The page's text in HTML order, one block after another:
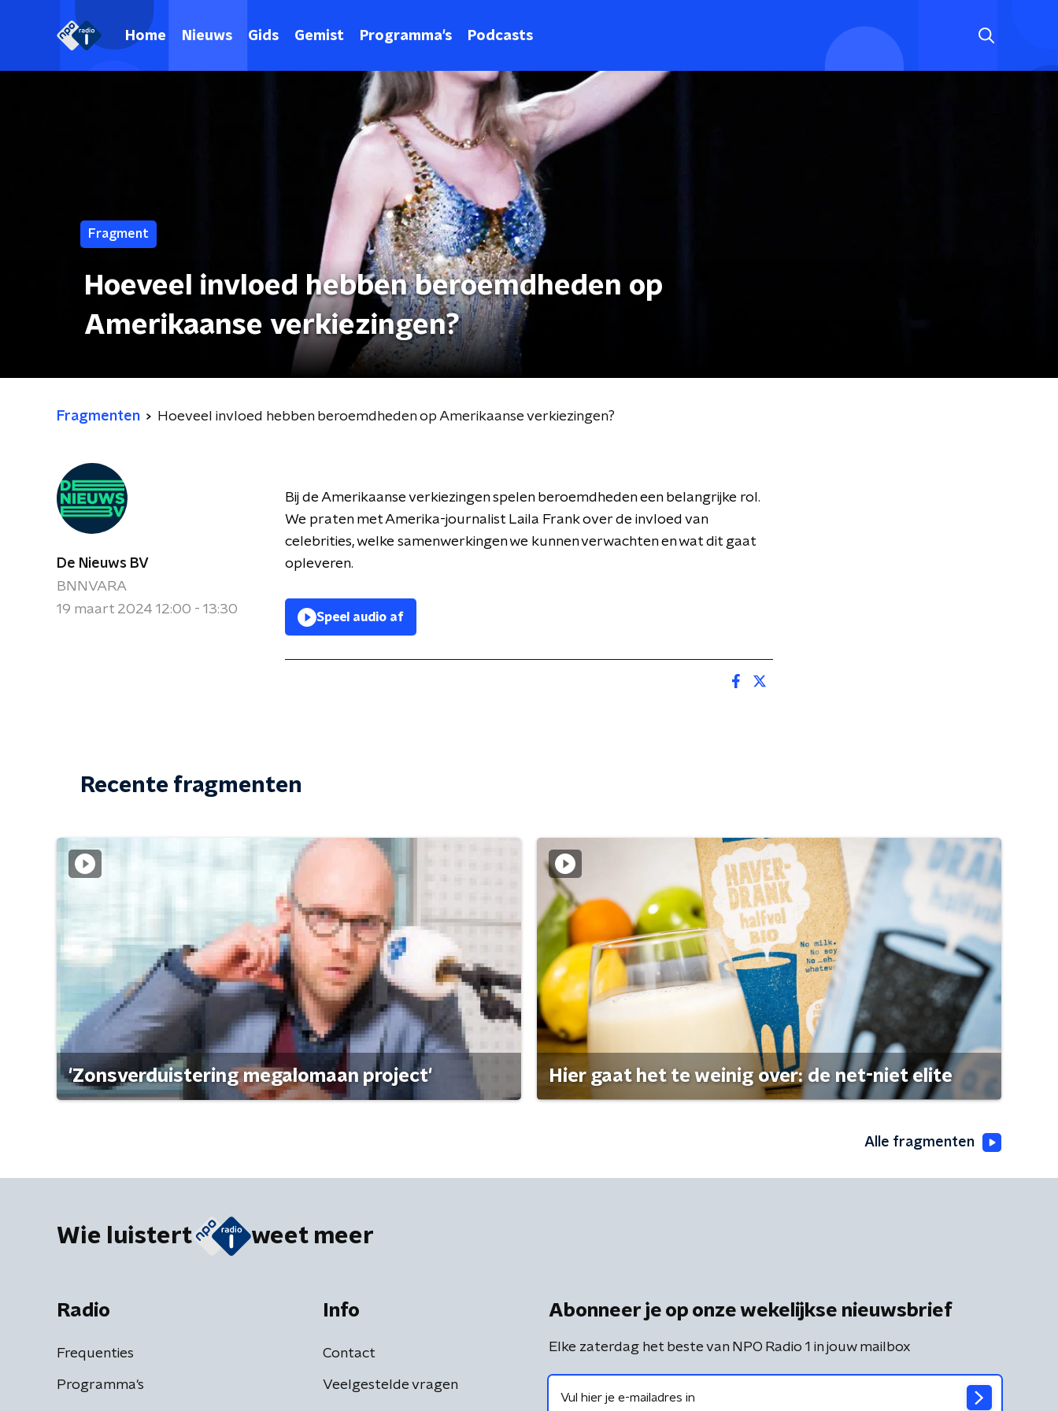
Home Nieuws Gids Gemist Programma's Podcasts
Fragment
Hoeveel invloed hebben beroemdheden op
Amerikaanse verkiezingen?
Fragmenten Hoeveel invloed hebben beroemdheden op Amerikaanse verkiezingen?
De Nieuws BV
BNNVARA
19 maart 2024 12:00 - 13:30
Bij de Amerikaanse verkiezingen spelen beroemdheden een belangrijke rol.
We praten met Amerika-journalist Laila Frank over de invloed van
celebrities, welke samenwerkingen we kunnen verwachten en wat dit gaat
opleveren.
Speel audio af
Recente fragmenten
'Zonsverduistering megalomaan project' Hier gaat het te weinig over: de net-niet elite
Alle fragmenten
Wie luistert weet meer
Radio
Frequenties
Programma's
Info
Contact
Veelgestelde vragen
Abonneer je op onze wekelijkse nieuwsbrief
Elke zaterdag het beste van NPO Radio 1 in jouw mailbox